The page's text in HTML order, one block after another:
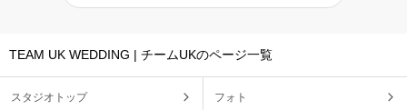
TEAM UK WEDDING | チームUKのページ一覧
スタジオトップ フォト